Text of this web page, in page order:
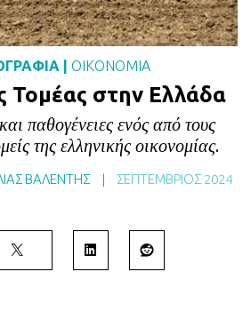
PODCASTS
ABOUT
ΕΠΙΚΟΙΝΩΝΙΑ
ΕΚΔΟΣΕΙΣ
ΟΙΚΟΝΟΜΙΑ
Τομέας στην Ελλάδα
παθογένειες ενός από τους
της ελληνικής οικονομίας.
ΒΑΛΕΝΤΗΣ | ΣΕΠΤΈΜΒΡΙΟΣ 2024